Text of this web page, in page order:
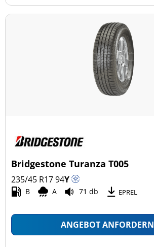
Bridgestone Turanza T005
235/45 R1794Y
B A 71 db EPREL
ANGEBOT ANFORDERN